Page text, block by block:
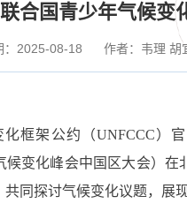
合国青少年气候变
：2025-08-18 作者：韦理 胡
框架公约（UNFCCC）
候变化峰会中国区大会）
同探讨气候变化议题，展